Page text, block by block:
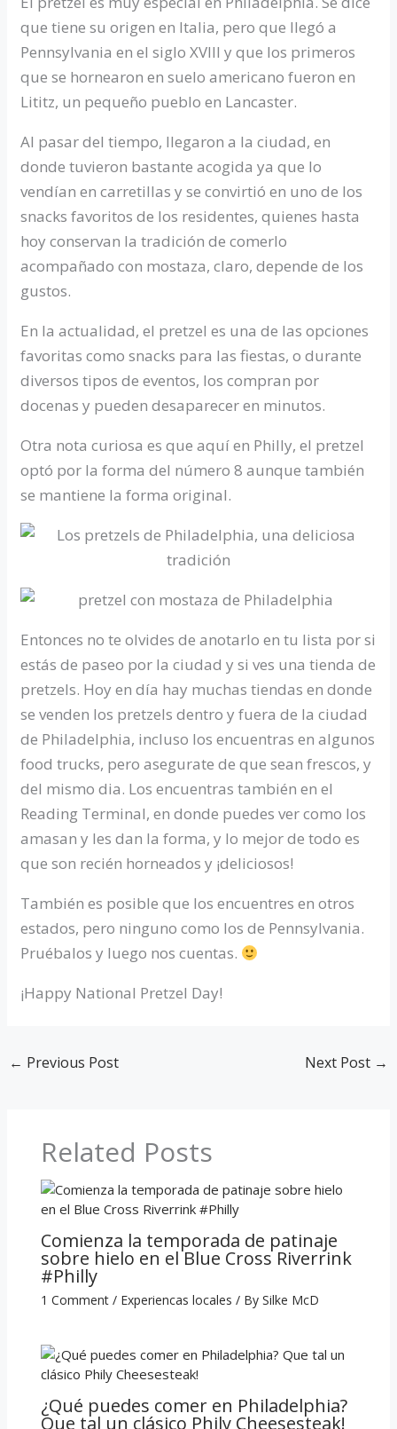
que tiene su origen en Italia, pero que llegó a
Pennsylvania en el siglo XVIII y que los primeros
que se hornearon en suelo americano fueron en
Lititz, un pequeño pueblo en Lancaster.
Al pasar del tiempo, llegaron a la ciudad, en
donde tuvieron bastante acogida ya que lo
vendían en carretillas y se convirtió en uno de los
snacks favoritos de los residentes, quienes hasta
hoy conservan la tradición de comerlo
acompañado con mostaza, claro, depende de los
gustos.
En la actualidad, el pretzel es una de las opciones
favoritas como snacks para las fiestas, o durante
diversos tipos de eventos, los compran por
docenas y pueden desaparecer en minutos.
Otra nota curiosa es que aquí en Philly, el pretzel
optó por la forma del número 8 aunque también
se mantiene la forma original.
Entonces no te olvides de anotarlo en tu lista por si
estás de paseo por la ciudad y si ves una tienda de
pretzels. Hoy en día hay muchas tiendas en donde
se venden los pretzels dentro y fuera de la ciudad
de Philadelphia, incluso los encuentras en algunos
food trucks, pero asegurate de que sean frescos, y
del mismo dia. Los encuentras también en el
Reading Terminal, en donde puedes ver como los
amasan y les dan la forma, y lo mejor de todo es
que son recién horneados y ¡deliciosos!
También es posible que los encuentres en otros
estados, pero ninguno como los de Pennsylvania.
Pruébalos y luego nos cuentas.
¡Happy National Pretzel Day!
← Previous Post Next Post →
Related Posts
Comienza la temporada de patinaje
sobre hielo en el Blue Cross Riverrink
#Philly
1 Comment / Experiencas locales / By Silke McD
¿Qué puedes comer en Philadelphia?
Que tal un clásico Phily Cheesesteak!